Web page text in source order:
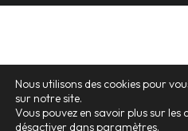
Nous utilisons des cookies pour
sur notre site.
Vous pouvez en savoir plus sur les
désactiver dansparamètres.